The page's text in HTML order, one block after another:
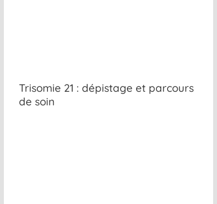
Trisomie 21 : dépistage et parcours
de soin